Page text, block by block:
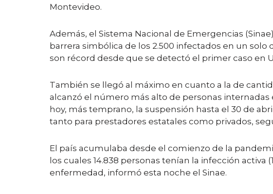
Montevideo.
Además, el Sistema Nacional de Emergencias
barrera simbólica de los 2.500 infectados en un solo
son récord desde que se detectó el primer caso en
También se llegó al máximo en cuanto a la de
alcanzó el número más alto de personas internadas
hoy, más temprano, la suspensión hasta el 30 de
tanto para prestadores estatales como privados,
El país acumulaba desde el comienzo de la
los cuales 14.838 personas tenían la infección
enfermedad, informó esta noche el Sinae.